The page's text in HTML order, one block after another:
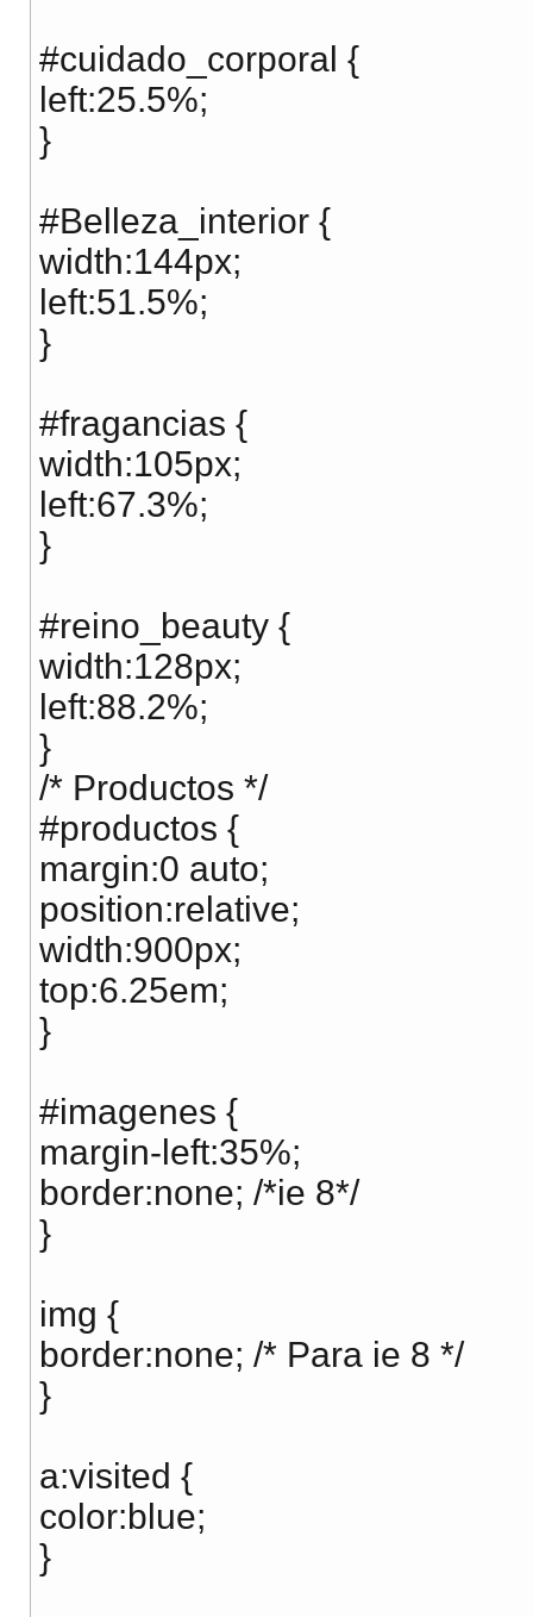
#cuidado_corporal {
left:25.5%;
}
#Belleza_interior {
width:144px;
left:51.5%;
}
#fragancias {
width:105px;
left:67.3%;
}
#reino_beauty {
width:128px;
left:88.2%;
}
/* Productos */
#productos {
margin:0 auto;
position:relative;
width:900px;
top:6.25em;
}
#imagenes {
margin-left:35%;
border:none; /*ie 8*/
}
img {
border:none; /* Para ie 8 */
}
a:visited {
color:blue;
}